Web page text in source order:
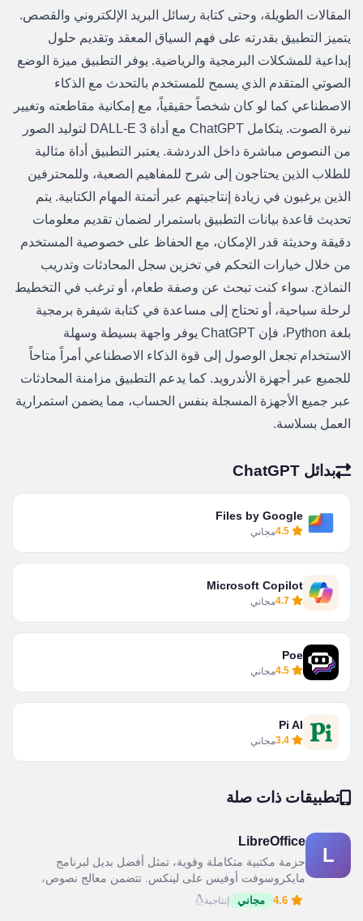
المقالات الطويلة، وحتى كتابة رسائل البريد الإلكتروني والقصص.
يتميز التطبيق بقدرته على فهم السياق المعقد وتقديم حلول
إبداعية للمشكلات البرمجية والرياضية. يوفر التطبيق ميزة الوضع
الصوتي المتقدم الذي يسمح للمستخدم بالتحدث مع الذكاء
الاصطناعي كما لو كان شخصاً حقيقياً، مع إمكانية مقاطعته وتغيير
نبرة الصوت. يتكامل ChatGPT مع أداة DALL-E 3 لتوليد الصور
من النصوص مباشرة داخل الدردشة. يعتبر التطبيق أداة مثالية
للطلاب الذين يحتاجون إلى شرح للمفاهيم الصعبة، وللمحترفين
الذين يرغبون في زيادة إنتاجيتهم عبر أتمتة المهام الكتابية. يتم
تحديث قاعدة بيانات التطبيق باستمرار لضمان تقديم معلومات
دقيقة وحديثة قدر الإمكان، مع الحفاظ على خصوصية المستخدم
من خلال خيارات التحكم في تخزين سجل المحادثات وتدريب
النماذج. سواء كنت تبحث عن وصفة طعام، أو ترغب في التخطيط
لرحلة سياحية، أو تحتاج إلى مساعدة في كتابة شيفرة برمجية
بلغة Python، فإن ChatGPT يوفر واجهة بسيطة وسهلة
الاستخدام تجعل الوصول إلى قوة الذكاء الاصطناعي أمراً متاحاً
للجميع عبر أجهزة الأندرويد. كما يدعم التطبيق مزامنة المحادثات
عبر جميع الأجهزة المسجلة بنفس الحساب، مما يضمن استمرارية
العمل بسلاسة.
بدائل ChatGPT
Files by Google
مجاني
Microsoft Copilot
مجاني
Poe
مجاني
Pi AI
مجاني
تطبيقات ذات صلة
L
LibreOffice
حزمة مكتبية متكاملة وقوية، تمثل أفضل بديل لبرنامج
مايكروسوفت أوفيس على لينكس. تتضمن معالج نصوص،
جداول بيانات، وعروض...
مجاني إنتاجية